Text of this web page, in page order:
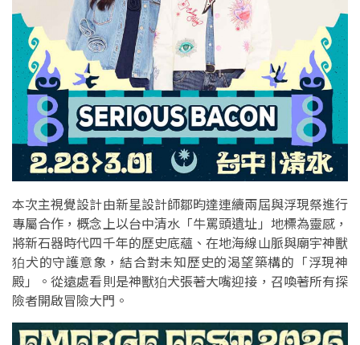
本次主視覺設計由新星設計師鄒昀達連續兩屆與浮現祭進行
專屬合作，概念上以台中清水「牛罵頭遺址」地標為靈感，
將新石器時代四千年的歷史底蘊、在地海線山脈與廟宇神獸
狛犬的守護意象，結合對未知歷史的渴望築構的「浮現神
殿」。從遠處看則是神獸狛犬張著大嘴迎接，召喚著所有探
險者開啟冒險大門。